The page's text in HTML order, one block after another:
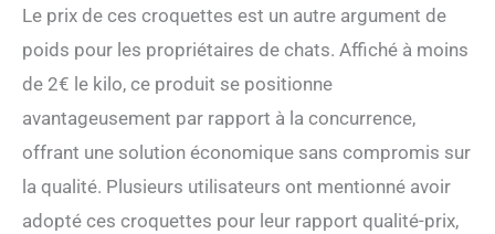
Le prix de ces croquettes est un autre argument de
poids pour les propriétaires de chats. Affiché à moins
de 2€ le kilo, ce produit se positionne
avantageusement par rapport à la concurrence,
offrant une solution économique sans compromis sur
la qualité. Plusieurs utilisateurs ont mentionné avoir
adopté ces croquettes pour leur rapport qualité-prix,